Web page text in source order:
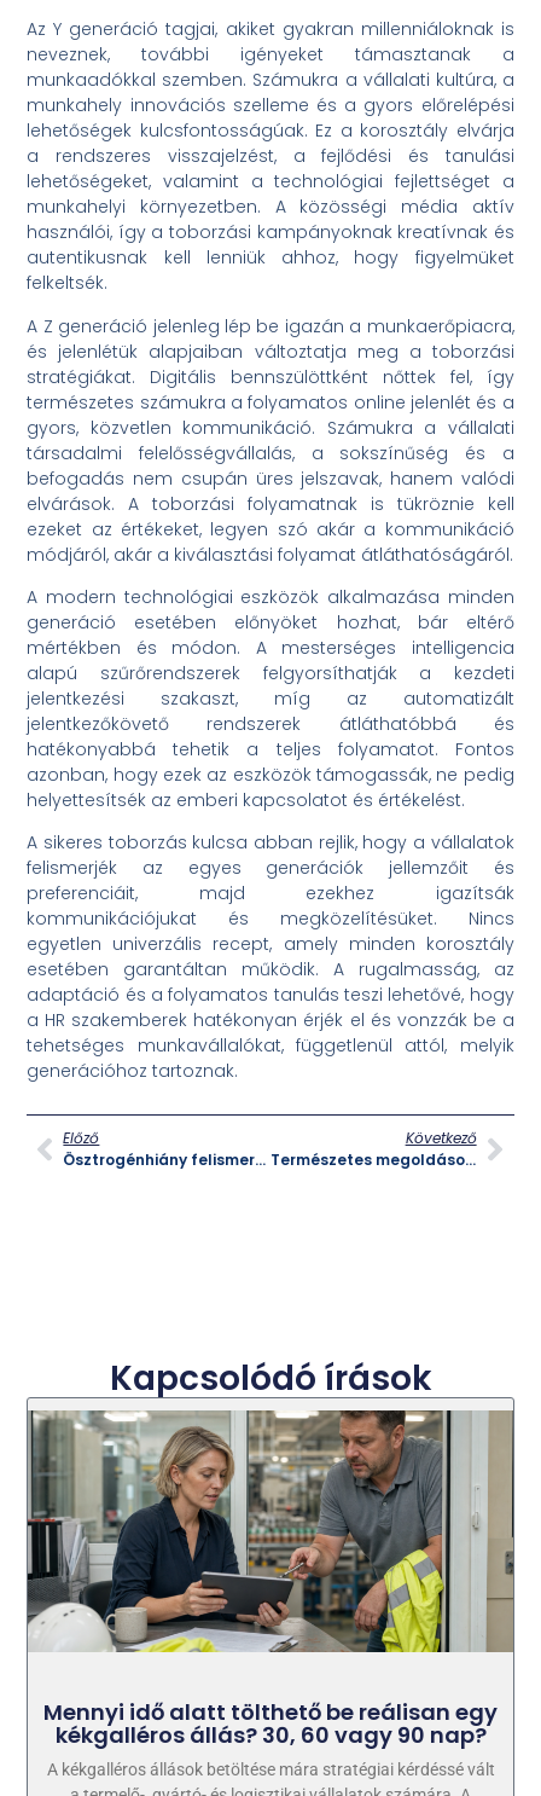
Az Y generáció tagjai, akiket gyakran millenniáloknak is
neveznek, további igényeket támasztanak a
munkaadókkal szemben. Számukra a vállalati kultúra, a
munkahely innovációs szelleme és a gyors előrelépési
lehetőségek kulcsfontosságúak. Ez a korosztály elvárja
a rendszeres visszajelzést, a fejlődési és tanulási
lehetőségeket, valamint a technológiai fejlettséget a
munkahelyi környezetben. A közösségi média aktív
használói, így a toborzási kampányoknak kreatívnak és
autentikusnak kell lenniük ahhoz, hogy figyelmüket
felkeltsék.
A Z generáció jelenleg lép be igazán a munkaerőpiacra,
és jelenlétük alapjaiban változtatja meg a toborzási
stratégiákat. Digitális bennszülöttként nőttek fel, így
természetes számukra a folyamatos online jelenlét és a
gyors, közvetlen kommunikáció. Számukra a vállalati
társadalmi felelősségvállalás, a sokszínűség és a
befogadás nem csupán üres jelszavak, hanem valódi
elvárások. A toborzási folyamatnak is tükröznie kell
ezeket az értékeket, legyen szó akár a kommunikáció
módjáról, akár a kiválasztási folyamat átláthatóságáról.
A modern technológiai eszközök alkalmazása minden
generáció esetében előnyöket hozhat, bár eltérő
mértékben és módon. A mesterséges intelligencia
alapú szűrőrendszerek felgyorsíthatják a kezdeti
jelentkezési szakaszt, míg az automatizált
jelentkezőkövető rendszerek átláthatóbbá és
hatékonyabbá tehetik a teljes folyamatot. Fontos
azonban, hogy ezek az eszközök támogassák, ne pedig
helyettesítsék az emberi kapcsolatot és értékelést.
A sikeres toborzás kulcsa abban rejlik, hogy a vállalatok
felismerjék az egyes generációk jellemzőit és
preferenciáit, majd ezekhez igazítsák
kommunikációjukat és megközelítésüket. Nincs
egyetlen univerzális recept, amely minden korosztály
esetében garantáltan működik. A rugalmasság, az
adaptáció és a folyamatos tanulás teszi lehetővé, hogy
a HR szakemberek hatékonyan érjék el és vonzzák be a
tehetséges munkavállalókat, függetlenül attól, melyik
generációhoz tartoznak.
Előző
Ösztrogénhiány felismerése és kezelési lehetőségei a modern nő életében
Következő
Természetes megoldások a női hormonális egyensúly helyreállítására gyógynövényekkel
Kapcsolódó írások
Mennyi idő alatt tölthető be reálisan egy
kékgalléros állás? 30, 60 vagy 90 nap?
A kékgalléros állások betöltése mára stratégiai kérdéssé vált